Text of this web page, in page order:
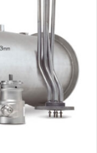
م
ی